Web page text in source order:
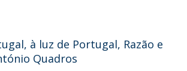
à luz de Portugal, Razão e
Quadros